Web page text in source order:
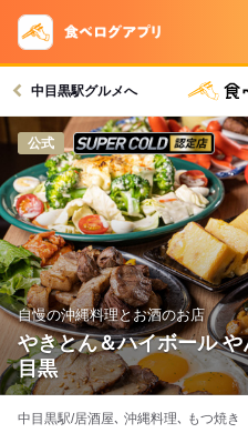
中目黒駅グルメへ
公式 スー
自慢の沖縄料理とお酒のお店
やきとん＆ハイボール
目黒
中目黒駅/居酒屋､ 沖縄料理､ もつ焼き